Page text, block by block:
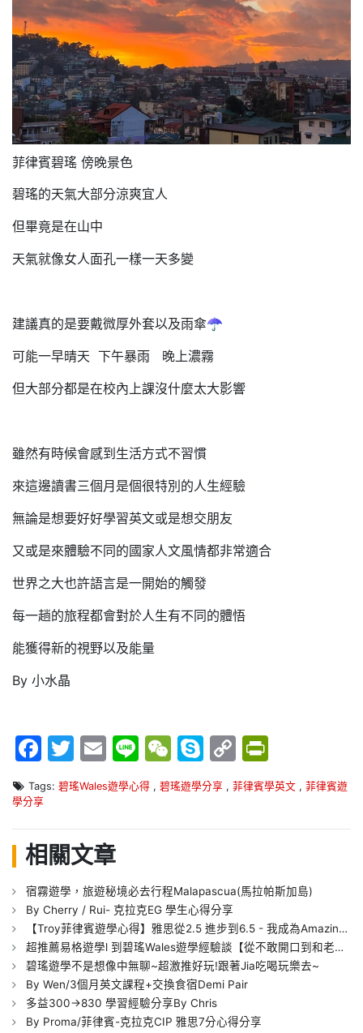
菲律賓碧瑤 傍晚景色
碧瑤的天氣大部分涼爽宜人
但畢竟是在山中
天氣就像女人面孔一樣一天多變
建議真的是要戴微厚外套以及雨傘☂
可能一早晴天 下午暴雨 晚上濃霧
但大部分都是在校內上課沒什麼太大影響
雖然有時候會感到生活方式不習慣
來這邊讀書三個月是個很特別的人生經驗
無論是想要好好學習英文或是想交朋友
又或是來體驗不同的國家人文風情都非常適合
世界之大也許語言是一開始的觸發
每一趟的旅程都會對於人生有不同的體悟
能獲得新的視野以及能量
By 小水晶
Facebook
Twitter
Email
LineWeChat
Skype
Copy
Link
Tags:碧瑤Wales遊學心得 ,碧瑤遊學分享 ,菲律賓學英文 ,菲律賓遊
學分享
相關文章
宿霧遊學，旅遊秘境必去行程Malapascua(馬拉帕斯加島)
By Cherry / Rui- 克拉克EG 學生心得分享
【Troy菲律賓遊學心得】雅思從2.5 進步到6.5 - 我成為Amazing Talker的英文老師了!
超推薦易格遊學l 到碧瑤Wales遊學經驗談【從不敢開口到和老師說的有說有笑，這種成就感讓我對英文更有信心、有自信】
碧瑤遊學不是想像中無聊~超激推好玩!跟著Jia吃喝玩樂去~
By Wen/3個月英文課程+交換食宿Demi Pair
多益300->830 學習經驗分享By Chris
By Proma/菲律賓-克拉克CIP 雅思7分心得分享